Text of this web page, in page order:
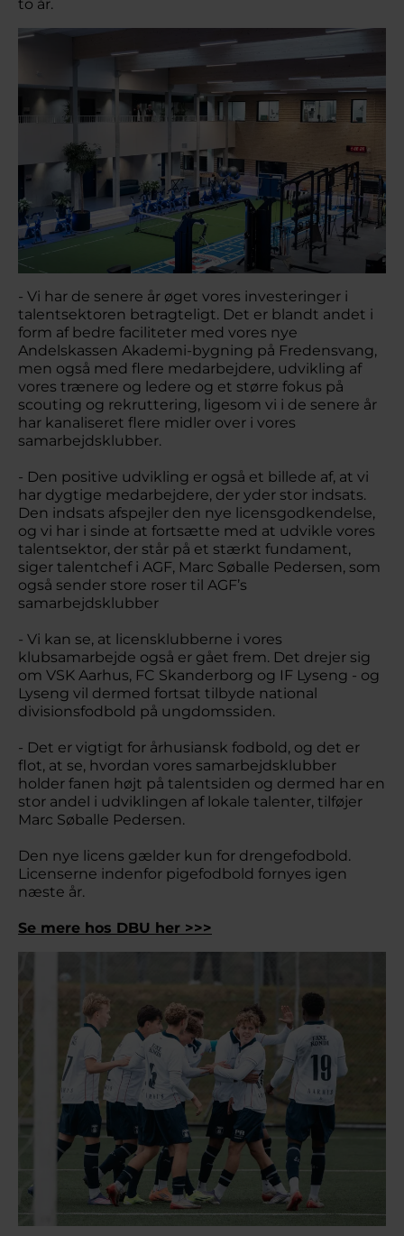
to år.
- Vi har de senere år øget vores investeringer i
talentsektoren betragteligt. Det er blandt andet i
form af bedre faciliteter med vores nye
Andelskassen Akademi-bygning på Fredensvang,
men også med flere medarbejdere, udvikling af
vores trænere og ledere og et større fokus på
scouting og rekruttering, ligesom vi i de senere år
har kanaliseret flere midler over i vores
samarbejdsklubber.
- Den positive udvikling er også et billede af, at vi
har dygtige medarbejdere, der yder stor indsats.
Den indsats afspejler den nye licensgodkendelse,
og vi har i sinde at fortsætte med at udvikle vores
talentsektor, der står på et stærkt fundament,
siger talentchef i AGF, Marc Søballe Pedersen, som
også sender store roser til AGF’s
samarbejdsklubber
- Vi kan se, at licensklubberne i vores
klubsamarbejde også er gået frem. Det drejer sig
om VSK Aarhus, FC Skanderborg og IF Lyseng - og
Lyseng vil dermed fortsat tilbyde national
divisionsfodbold på ungdomssiden.
- Det er vigtigt for århusiansk fodbold, og det er
flot, at se, hvordan vores samarbejdsklubber
holder fanen højt på talentsiden og dermed har en
stor andel i udviklingen af lokale talenter, tilføjer
Marc Søballe Pedersen.
Den nye licens gælder kun for drengefodbold.
Licenserne indenfor pigefodbold fornyes igen
næste år.
Se mere hos DBU her >>>